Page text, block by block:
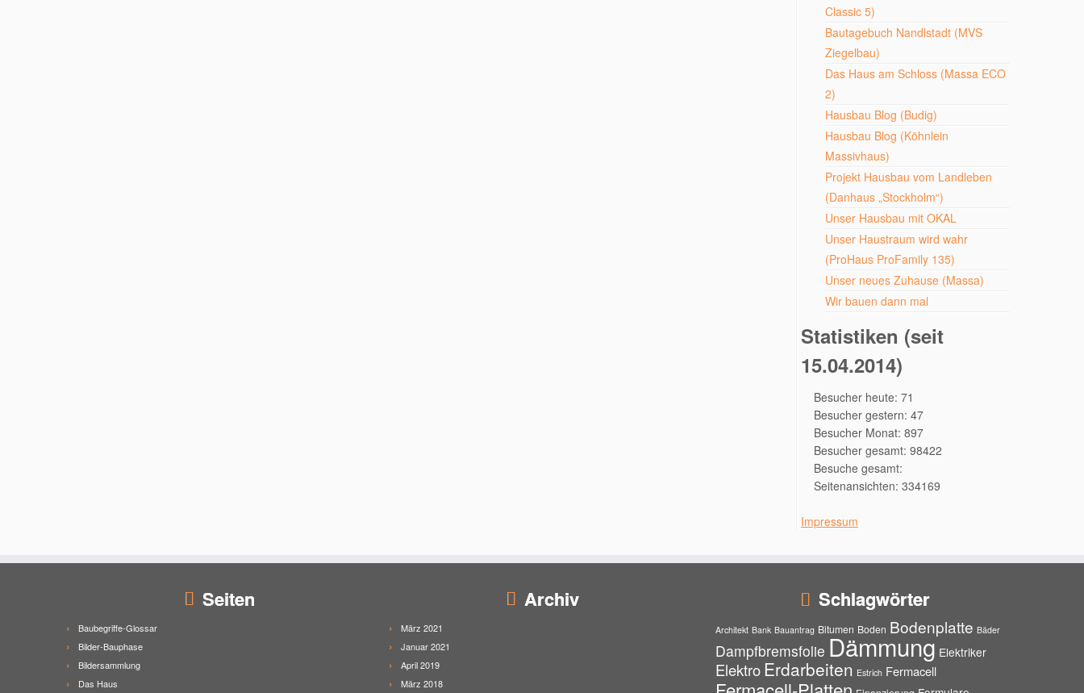
Classic 5)
Bautagebuch Nandlstadt (MVS
Ziegelbau)
Das Haus am Schloss (Massa ECO
2)
Hausbau Blog (Budig)
Hausbau Blog (Köhnlein
Massivhaus)
Projekt Hausbau vom Landleben
(Danhaus „Stockholm“)
Unser Hausbau mit OKAL
Unser Haustraum wird wahr
(ProHaus ProFamily 135)
Unser neues Zuhause (Massa)
Wir bauen dann mal
Statistiken (seit
15.04.2014)
Besucher heute: 71
Besucher gestern: 47
Besucher Monat: 897
Besucher gesamt: 98422
Besuche gesamt:
Seitenansichten: 334169
Impressum
Seiten
Baubegriffe-Glossar
Bilder-Bauphase
Bildersammlung
Das Haus
Archiv
März 2021
Januar 2021
April 2019
März 2018
Schlagwörter
Architekt Bank Bauantrag Bitumen Boden Bodenplatte Bäder
Dampfbremsfolie Dämmung Elektriker
Elektro Erdarbeiten Estrich Fermacell